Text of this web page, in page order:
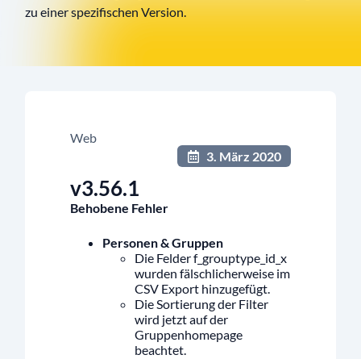
zu einer spezifischen Version.
Web
3. März 2020
v3.56.1
Behobene Fehler
Personen & Gruppen
Die Felder f_grouptype_id_x
wurden fälschlicherweise im
CSV Export hinzugefügt.
Die Sortierung der Filter
wird jetzt auf der
Gruppenhomepage
beachtet.